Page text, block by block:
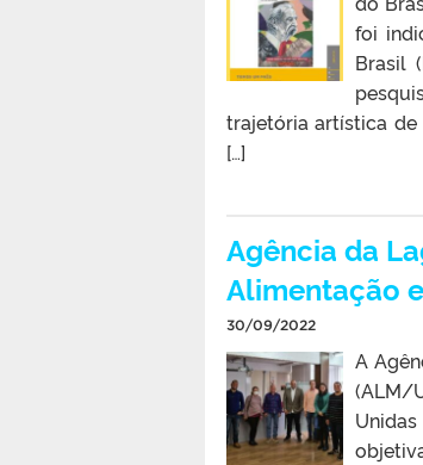
foi
Brasil
trajetória artística de
[…]
Agência da
Alimentação
30/09/2022
A
(ALM/